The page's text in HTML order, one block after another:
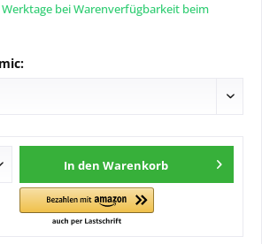
Werktage bei Warenverfügbarkeit beim
In den Warenkorb